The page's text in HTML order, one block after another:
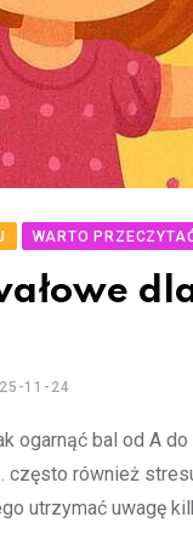
WARTO
11-24
ogarnąć bal od A
również
utrzymać uwagę